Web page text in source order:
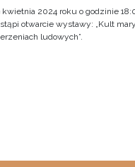
kwietnia 2024 roku o godzinie
otwarcie wystawy: „Kult
ludowych”.